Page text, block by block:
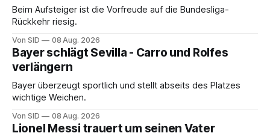
Beim Aufsteiger ist die Vorfreude auf die Bundesliga-
Rückkehr riesig.
Von SID 08 Aug. 2026
Bayer schlägt Sevilla - Carro und Rolfes
verlängern
Bayer überzeugt sportlich und stellt abseits des Platzes
wichtige Weichen.
Von SID 08 Aug. 2026
Lionel Messi trauert um seinen Vater